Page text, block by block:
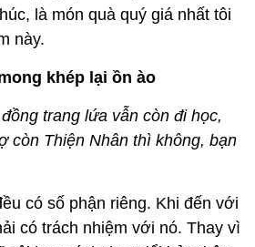
là món quà quý giá nhất tôi
này.
khép lại ồn ào
trang lứa vẫn còn đi học,
còn Thiện Nhân thì không, bạn
có số phận riêng. Khi đến với
có trách nhiệm với nó. Thay vì